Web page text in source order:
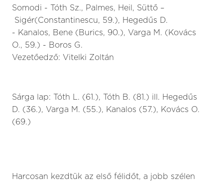
Somodi - Tóth Sz., Palmes, Heil, Süttő –
Sigér(Constantinescu, 59.), Hegedűs D.
- Kanalos, Bene (Burics, 90.), Varga M. (Kovács
O., 59.) - Boros G.
Vezetőedző: Vitelki Zoltán
Sárga lap: Tóth L. (61.), Tóth B. (81.) ill. Hegedűs
D. (36.), Varga M. (55.), Kanalos (57.), Kovács O.
(69.)
Harcosan kezdtük az első félidőt, a jobb szélen